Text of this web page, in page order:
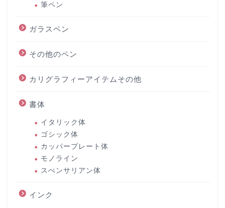
筆ペン
ガラスペン
その他のペン
カリグラフィーアイテムその他
書体
イタリック体
ゴシック体
カッパープレート体
モノライン
スぺンサリアン体
インク